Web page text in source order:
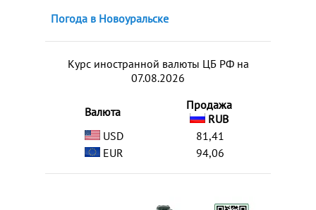
Погода в Новоуральске
Курс иностранной валюты ЦБ РФ на
07.08.2026
Валюта
Продажа
RUB
USD
81,41
EUR
94,06